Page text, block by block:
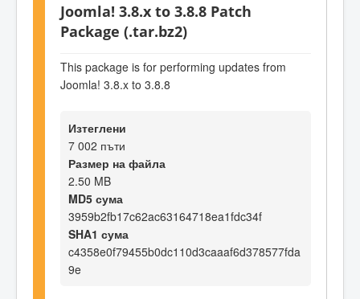
Joomla! 3.8.x to 3.8.8 Patch
Package (.tar.bz2)
This package is for performing updates from
Joomla! 3.8.x to 3.8.8
Изтеглени
7 002 пъти
Размер на файла
2.50 MB
MD5 сума
3959b2fb17c62ac63164718ea1fdc34f
SHA1 сума
c4358e0f79455b0dc110d3caaaf6d378577fda
9e